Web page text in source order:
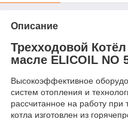
Описание
Трехходовой
масле ELICOIL NO
Высокоэффективное
систем отопления и
рассчитанное на работу при
котла изготовлен из